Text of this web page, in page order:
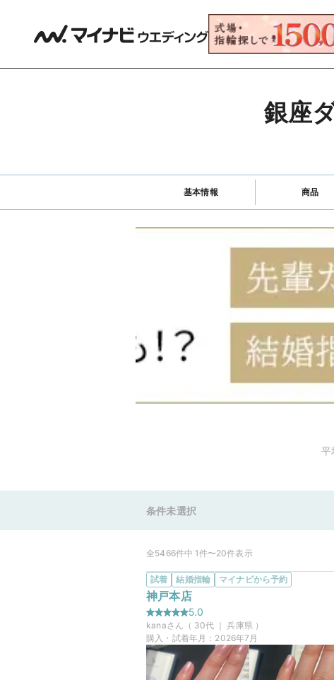
銀座
基本情報 商品
平
条件未選択
全5466件中 1件〜20件表示
試着 結婚指輪 マイナビから予約
神戸本店
5.0
kanaさん（ 30代 ｜兵庫県）
購入・試着年月： 2026年7月